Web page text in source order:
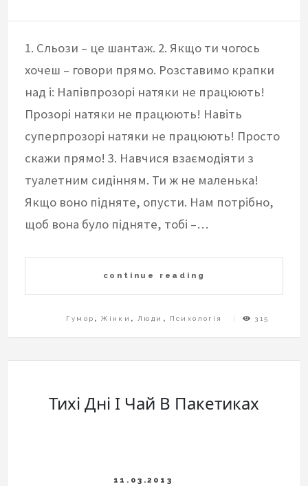
1. Сльози – це шантаж. 2. Якщо ти чогось
хочеш – говори прямо. Розставимо крапки
над i: Напівпрозорі натяки не працюють!
Прозорі натяки не працюють! Навіть
суперпрозорі натяки не працюють! Просто
скажи прямо! 3. Навчися взаємодіяти з
туалетним сидінням. Ти ж не маленька!
Якщо воно підняте, опусти. Нам потрібно,
щоб вона було підняте, тобі –…
continue reading
Гумор ,Жінки , Люди , Психологія 315
Тихі Дні І Чай В Пакетиках